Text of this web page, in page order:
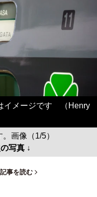
イメージです （Henry
画像（1/5）
写真 ↓
記事を読む